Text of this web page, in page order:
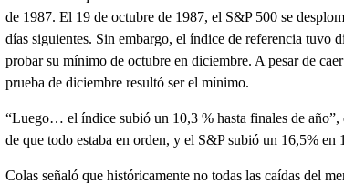
de 1987. El 19 de octubre de 1987, el S&P 500 se
días siguientes. Sin embargo, el índice de referencia tuvo
probar su mínimo de octubre en diciembre. A pesar de
prueba de diciembre resultó ser el mínimo.
“Luego… el índice subió un 10,3 % hasta finales de
de que todo estaba en orden, y el S&P subió un 16,5% en
Colas señaló que históricamente no todas las caídas del